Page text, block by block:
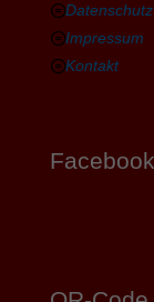
Datenschutz
Impressum
Kontakt
Facebook